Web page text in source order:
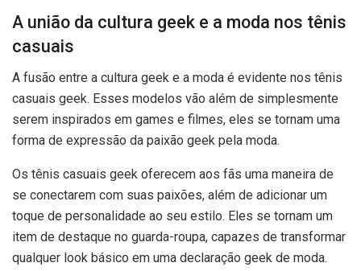
A união da cultura geek e a moda nos tênis
casuais
A fusão entre a cultura geek e a moda é evidente nos tênis
casuais geek. Esses modelos vão além de simplesmente
serem inspirados em games e filmes, eles se tornam uma
forma de expressão da paixão geek pela moda.
Os tênis casuais geek oferecem aos fãs uma maneira de
se conectarem com suas paixões, além de adicionar um
toque de personalidade ao seu estilo. Eles se tornam um
item de destaque no guarda-roupa, capazes de transformar
qualquer look básico em uma declaração geek de moda.